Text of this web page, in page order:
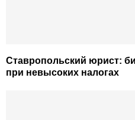
Ставропольский юрист:
при невысоких налогах